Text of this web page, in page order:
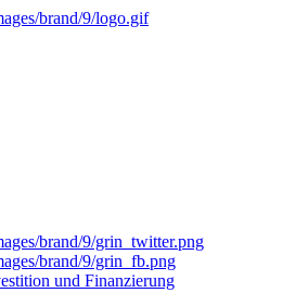
und Finanzierung